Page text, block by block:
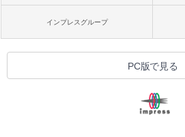
インプレスグループ
PC版で見る